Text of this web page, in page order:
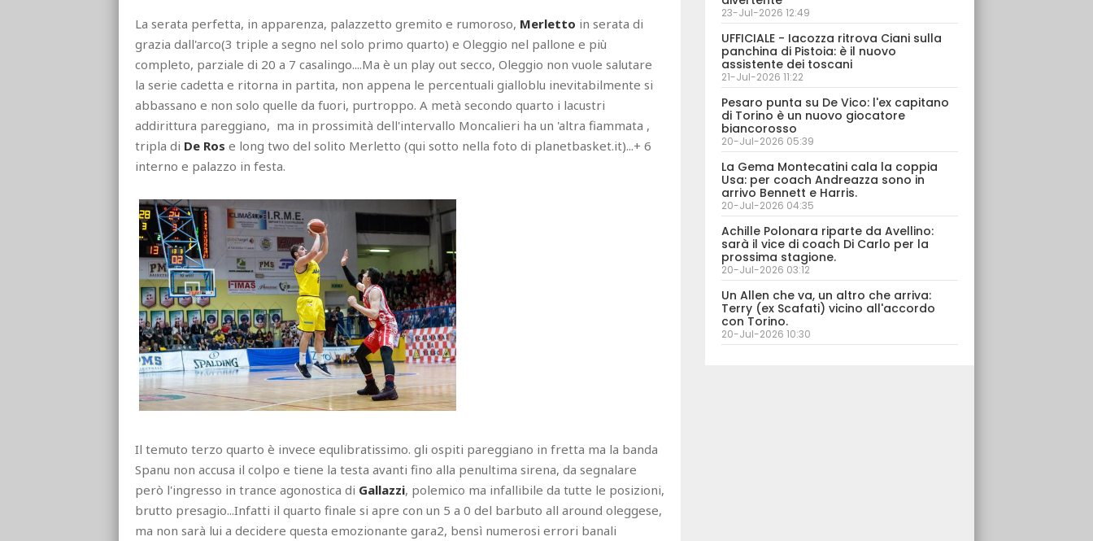
La serata perfetta, in apparenza, palazzetto gremito e rumoroso, Merletto in serata di
grazia dall'arco(3 triple a segno nel solo primo quarto) e Oleggio nel pallone e più
completo, parziale di 20 a 7 casalingo....Ma è un play out secco, Oleggio non vuole salutare
la serie cadetta e ritorna in partita, non appena le percentuali gialloblu inevitabilmente si
abbassano e non solo quelle da fuori, purtroppo. A metà secondo quarto i lacustri
addirittura pareggiano, ma in prossimità dell'intervallo Moncalieri ha un 'altra fiammata ,
tripla di De Ros e long two del solito Merletto (qui sotto nella foto di planetbasket.it)...+ 6
interno e palazzo in festa.
Il temuto terzo quarto è invece equlibratissimo. gli ospiti pareggiano in fretta ma la banda
Spanu non accusa il colpo e tiene la testa avanti fino alla penultima sirena, da segnalare
però l'ingresso in trance agonostica di Gallazzi, polemico ma infallibile da tutte le posizioni,
brutto presagio...Infatti il quarto finale si apre con un 5 a 0 del barbuto all around oleggese,
ma non sarà lui a decidere questa emozionante gara2, bensì numerosi errori banali
23-Jul-2026 12:49
UFFICIALE - Iacozza ritrova Ciani sulla
panchina di Pistoia: è il nuovo
assistente dei toscani
21-Jul-2026 11:22
Pesaro punta su De Vico: l'ex capitano
di Torino è un nuovo giocatore
biancorosso
20-Jul-2026 05:39
La Gema Montecatini cala la coppia
Usa: per coach Andreazza sono in
arrivo Bennett e Harris.
20-Jul-2026 04:35
Achille Polonara riparte da Avellino:
sarà il vice di coach Di Carlo per la
prossima stagione.
20-Jul-2026 03:12
Un Allen che va, un altro che arriva:
Terry (ex Scafati) vicino all'accordo
con Torino.
20-Jul-2026 10:30